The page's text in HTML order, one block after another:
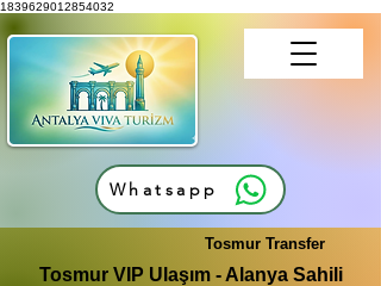
1839629012854032
Whatsapp
Tosmur Transfer
Tosmur VIP Ulaşım - Alanya Sahili